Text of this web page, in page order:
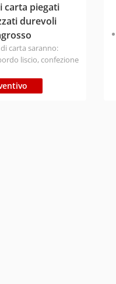
carta piegati
durevoli
carta saranno:
liscio, confezione
Eco-friendly, hanno la
ISO, BSCI